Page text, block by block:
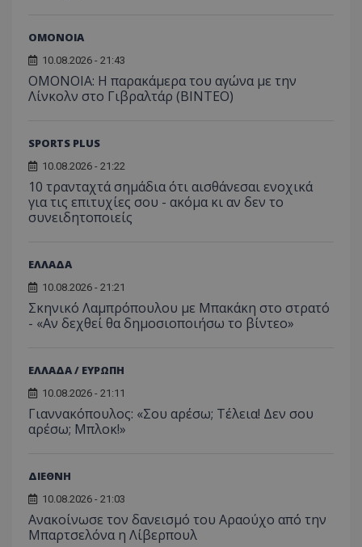
ΟΜΟΝΟΙΑ
10.08.2026 - 21:43
OMONOIA: Η παρακάμερα του αγώνα με την
Λίνκολν στο Γιβραλτάρ (BINTEO)
SPORTS PLUS
10.08.2026 - 21:22
10 τρανταχτά σημάδια ότι αισθάνεσαι ενοχικά
για τις επιτυχίες σου - ακόμα κι αν δεν το
συνειδητοποιείς
ΕΛΛΑΔΑ
10.08.2026 - 21:21
Σκηνικό Λαμπρόπουλου με Μπακάκη στο στρατό
- «Αν δεχθεί θα δημοσιοποιήσω το βίντεο»
ΕΛΛΑΔΑ / ΕΥΡΩΠΗ
10.08.2026 - 21:11
Γιαννακόπουλος: «Σου αρέσω; Τέλεια! Δεν σου
αρέσω; Μπλοκ!»
ΔΙΕΘΝΗ
10.08.2026 - 21:03
Ανακοίνωσε τον δανεισμό του Αραούχο από την
Μπαρτσελόνα η Λίβερπουλ